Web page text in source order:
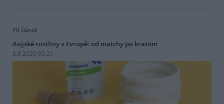
PR článek
Asijské rostliny v Evropě: od matchy po kratom
3.8.2026 03:21